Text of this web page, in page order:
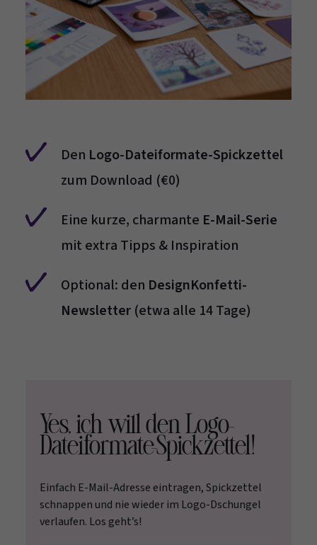
Den Logo-Dateiformate-Spickzettel
zum Download (€0)
Eine kurze, charmante E-Mail-Serie
mit extra Tipps & Inspiration
Optional: den DesignKonfetti-
Newsletter(etwa alle 14 Tage)
Yes, ich will den Logo-
Dateiformate-Spickzettel!
Einfach E-Mail-Adresse eintragen, Spickzettel
schnappen und nie wieder im Logo-Dschungel
verlaufen. Los geht’s!